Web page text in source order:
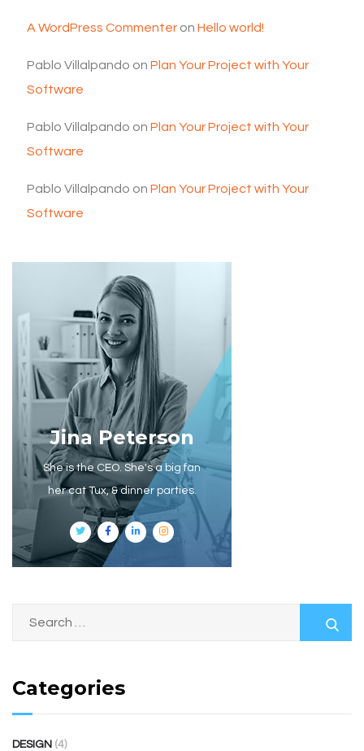
A WordPress Commenter on Hello world!
Pablo Villalpando on Plan Your Project with Your
Software
Pablo Villalpando on Plan Your Project with Your
Software
Pablo Villalpando on Plan Your Project with Your
Software
Jina Peterson
She is the CEO. She's a big fan
her cat Tux, & dinner parties.
Categories
DESIGN (4)